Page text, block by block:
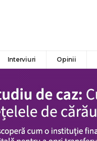
Interviuri Opinii